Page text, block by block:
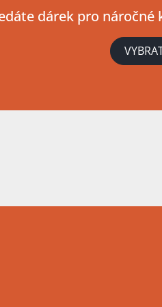
dárek pro náročné